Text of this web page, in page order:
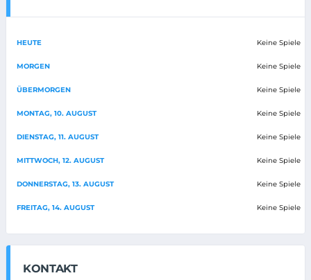
HEUTE Keine Spiele
MORGEN Keine Spiele
ÜBERMORGEN Keine Spiele
MONTAG, 10. AUGUST Keine Spiele
DIENSTAG, 11. AUGUST Keine Spiele
MITTWOCH, 12. AUGUST Keine Spiele
DONNERSTAG, 13. AUGUST Keine Spiele
FREITAG, 14. AUGUST Keine Spiele
KONTAKT